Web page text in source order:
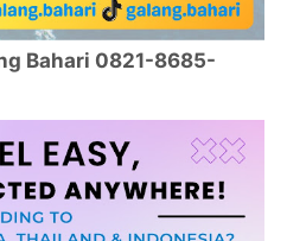
Bahari 0821-8685-